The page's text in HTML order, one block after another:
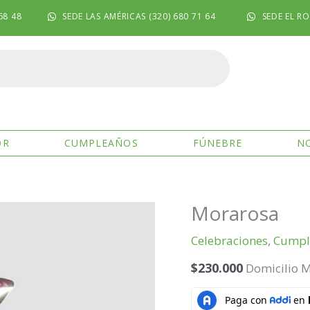
48 SEDE LAS AMÉRICAS (320) 680 71 64 SEDE EL
CUMPLEAÑOS FÚNEBRE
Morarosa
Celebraciones,
$230.000 Domicilio
Morarosa